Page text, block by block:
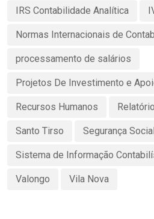
IRS Contabilidade Analítica
Normas Internacionais de
processamento de salários
Projetos De Investimento e
Recursos Humanos
Santo Tirso Segurança Social
Sistema de Informação
Valongo Vila Nova